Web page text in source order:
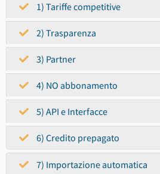
1) Tariffe competitive
2) Trasparenza
3) Partner
4) NO abbonamento
5) API e Interfacce
6) Credito prepagato
7) Importazione automatica